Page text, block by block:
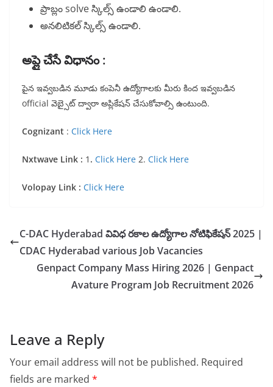
ప్రాబ్లం solve స్కిల్స్ ఉండాలి ఉండాలి.
అనలిటికల్ స్కిల్స్ ఉండాలి.
అప్లై చేసే విధానం :
పైన ఇవ్వబడిన మూడు కంపెనీ ఉద్యోగాలకు మీరు కింద ఇవ్వబడిన
official వెబ్సైట్ ద్వారా అప్లికేషన్ చేసుకోవాల్సి ఉంటుంది.
Cognizant : Click Here
Nxtwave Link : 1 . Click Here 2. Click Here
Volopay Link : Click Here
C-DAC Hyderabad వివిధ రకాల ఉద్యోగాల నోటిఫికేషన్ 2025 |
CDAC Hyderabad various Job Vacancies
Genpact Company Mass Hiring 2026 | Genpact
Avature Program Job Recruitment 2026
Leave a Reply
Your email address will not be published. Required
fields are marked *